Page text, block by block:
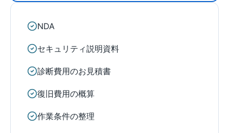
NDA
セキュリティ説明資料
診断費用のお見積書
復旧費用の概算
作業条件の整理